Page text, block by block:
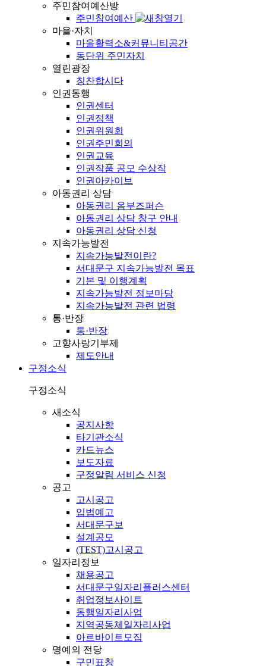
주민참여예산방
주민참여예산
마을·자치
마을활력소&커뮤니티공간
동단위 주민자치
열린광장
칭찬합시다
인권동행
인권센터
인권정책
인권위원회
인권주민회의
인권교육
인권작품 공모 수상작
인권아카이브
아동권리 상담
아동권리 옴부즈퍼슨
아동권리 상담 창구 안내
아동권리 상담 신청
지속가능발전
지속가능발전이란?
서대문구 지속가능발전 목표
기본 및 이행계획
지속가능발전 정보마당
지속가능발전 관련 법령
통·반장
통·반장
고향사랑기부제
제도안내
구정소식
구정소식
새소식
공지사항
타기관소식
카드뉴스
보도자료
구정알림 서비스 신청
공고
고시공고
입법예고
서대문구보
설계공모
(TEST)고시공고
일자리정보
채용공고
서대문구일자리플러스센터
취업정보사이트
동행일자리사업
지역공동체일자리사업
아르바이트모집
명예의 전당
구민표창